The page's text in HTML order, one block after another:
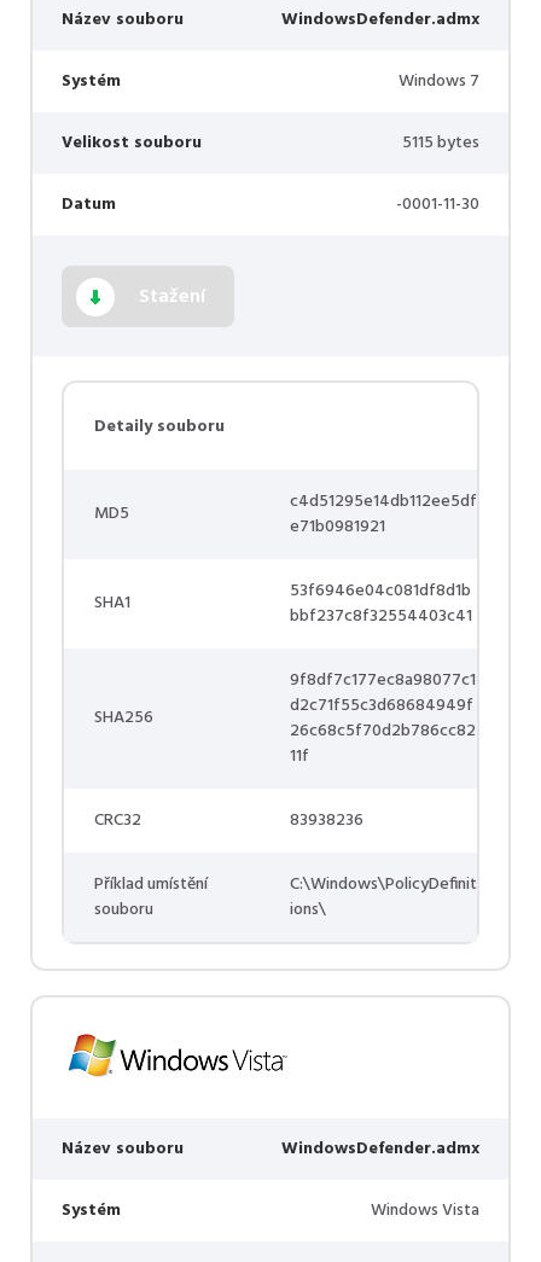
Název souboru WindowsDefender.admx
Systém Windows 7
Velikost souboru 5115 bytes
Datum -0001-11-30
Stažení
Detaily souboru
MD5
c4d51295e14db112ee5df
e71b0981921
SHA1
53f6946e04c081df8d1b
bbf237c8f32554403c41
SHA256
9f8df7c177ec8a98077c1
d2c71f55c3d68684949f
26c68c5f70d2b786cc82
11f
CRC32 83938236
Příklad umístění
souboru
C:\Windows\PolicyDefinit
ions\
Název souboru WindowsDefender.admx
Systém Windows Vista